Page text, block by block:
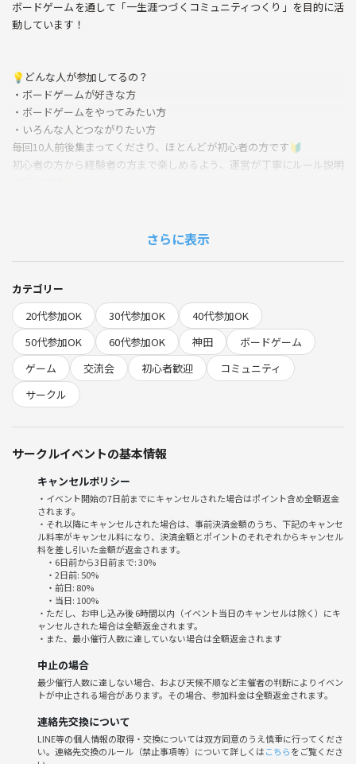
ボードゲームを通して「一生涯つづくコミュニティつくり」を目的に活
動しています！
💡どんな人が参加してるの？
・ボードゲームが好きな方
・ボードゲームをやってみたい方
・いろんな人とつながりたい方
毎回10人前後集まってくださり、ほとんどが初心者の方です🔰
初心者の方から経験者の方まで楽しめるよう、運営が丁寧にルール説明
す！初心者の方でも楽しめるようなゲームが中心ですが、リスエストも
大歓迎です❣️
💡参加費用は？
１，０００円(つなげーとでの事前決済)
※お菓子・飲み物代等全て込み
💡お願い
・連絡先の交換は双方の同意のもとお願いいたします。
・マルチ商法・ビジネス勧誘・ハラスメント等は固くお断りしていま
🌷「一生涯つづくコミュニティつくり」や、誰もが楽しめる「ボーダー
レス」を目指す会なので、性別・年齢問わずたくさんの方にご参加頂い
てます。
和気あいあいとした雰囲気の中で、みんなで楽しくゲームをしません
か？ぜひ遊びに来てください！
【神田駅から徒歩7分】
さらに表示
カテゴリー
20代参加OK
30代参加OK
40代参加OK
50代参加OK
60代参加OK 神田
ボードゲーム
ゲーム
交流会 初心者歓迎
コミュニティ
サークル
サークルイベントの基本情報
キャンセルポリシー
・イベント開始の7日前までにキャンセルされた場合はポイント含め全額返金
されます。
・それ以降にキャンセルされた場合は、事前決済金額のうち、下記のキャンセ
ル料率がキャンセル料になり、決済金額とポイントのそれぞれからキャンセル
料を差し引いた金額が返金されます。
・6日前から3日前まで: 30%
・2日前: 50%
・前日: 80%
・当日: 100%
・ただし、お申し込み後 6時間以内（イベント当日のキャンセルは除く）にキ
ャンセルされた場合は全額返金されます。
・また、最小催行人数に達していない場合は全額返金されます
中止の場合
最少催行人数に達しない場合、および天候不順など主催者の判断によりイベン
トが中止される場合があります。その場合、参加料金は全額返金されます。
連絡先交換について
LINE等の個人情報の取得・交換については双方同意のうえ慎重に行ってくださ
い。連絡先交換のルール（禁止事項等）について詳しくはこちらをご覧くださ